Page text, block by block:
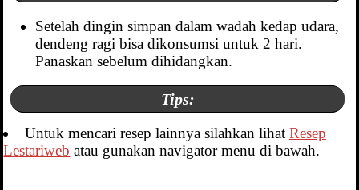
Setelah dingin simpan dalam wadah kedap udara,
dendeng ragi bisa dikonsumsi untuk 2 hari.
Panaskan sebelum dihidangkan.
Tips:
Untuk mencari resep lainnya silahkan lihat Resep
Lestariweb atau gunakan navigator menu di bawah.